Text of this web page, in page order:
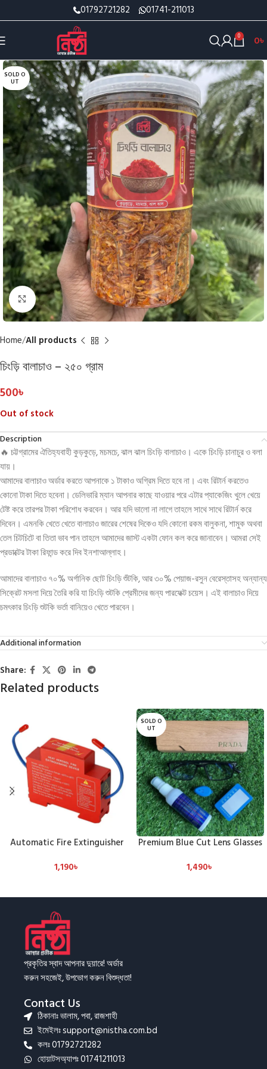
01792721282 01741-211013
0 0৳
SOLD O
UT
Click to enlarge
Home All products
চিংড়ি বালাচাও – ২৫০ গ্রাম
500৳
Out of stock
Description
🔥 চট্টগ্রামের ঐতিহ্যবাহী কুড়কুড়ে, মচমচে, ঝাল ঝাল চিংড়ি বালাচাও। একে চিংড়ি চানাচুর ও বলা
যায়।
আমাদের বালাচাও অর্ডার করতে আপনাকে ১ টাকাও অগ্রিম দিতে হবে না। এবং রিটার্ন করতেও
কোনো টাকা দিতে হবেনা। ডেলিভারি ম্যান আপনার কাছে যাওয়ার পরে এটার প্যাকেজিং খুলে খেয়ে
টেষ্ট করে তারপর টাকা পরিশোধ করবেন। আর যদি ভালো না লাগে তাহলে সাথে সাথে রিটার্ন করে
দিবেন। এমনকি খেতে খেতে বালাচাও জারের শেষের দিকেও যদি কোনো রকম বালুকনা, শামুক অথবা
তেল চিটচিটে বা তিতা ভাব পান তাহলে আমাদের জাস্ট একটা ফোন কল করে জানাবেন। আমরা সেই
প্রডাক্টের টাকা রিফান্ড করে দিব ইনশাআল্লাহ।
আমাদের বালাচাও ৭০% অর্গানিক ছোট চিংড়ি শুঁটকি, আর ৩০% পেয়াজ-রসুন বেরেস্তাসহ অন্যান্য
সিক্রেট মসলা দিয়ে তৈরি করি যা চিংড়ি শুটকি প্রেমীদের জন্য পারফেক্ট চয়েস। এই বালাচাও দিয়ে
চমৎকার চিংড়ি শুটকি ভর্তা বানিয়েও খেতে পারবেন।
Additional information
Share:
Related products
Automatic Fire Extinguisher
1,190৳
SOLD O
UT
Premium Blue Cut Lens Glasses
1,490৳
প্রকৃতির স্বাদ আপনার দুয়ারে! অর্ডার
করুন সহজেই, উপভোগ করুন বিশুদ্ধতা!
Contact Us
ঠিকানাঃ ভালাম, পবা, রাজশাহী
ইমেইলঃ support@nistha.com.bd
কলঃ 01792721282
হোয়াটসঅ্যাপঃ 01741211013